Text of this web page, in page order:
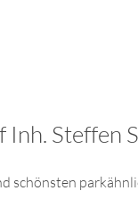
Inh. Steffen
schönsten